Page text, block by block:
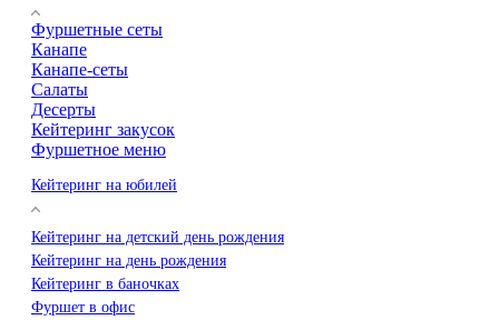
Фуршетные сеты
Канапе
Канапе-сеты
Салаты
Десерты
Кейтеринг закусок
Фуршетное меню
Кейтеринг на юбилей
Кейтеринг на детский день рождения
Кейтеринг на день рождения
Кейтеринг в баночках
Фуршет в офис